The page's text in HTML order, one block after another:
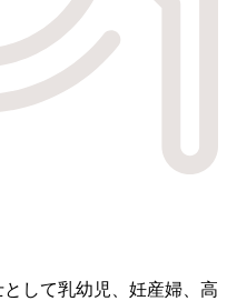
して乳幼児、妊産婦、高